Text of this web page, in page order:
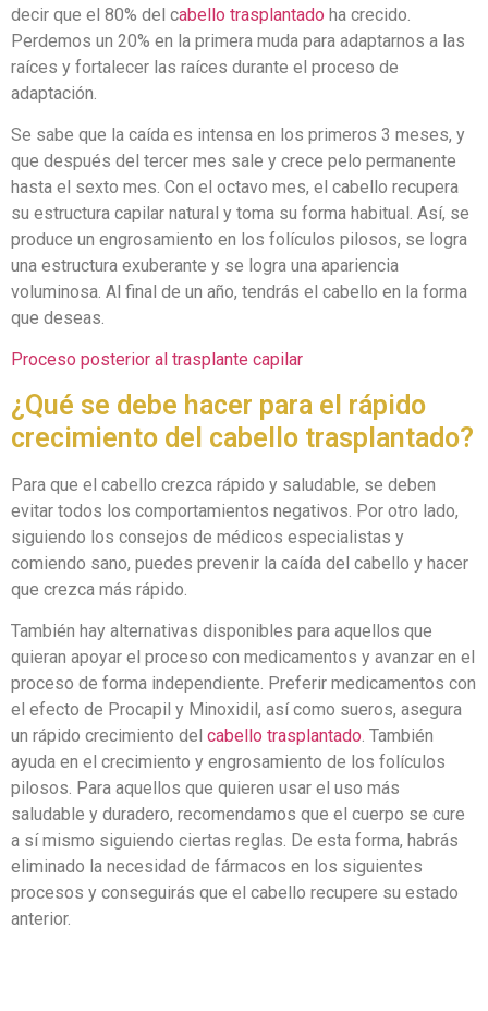
decir que el 80% del cabello trasplantado ha crecido.
Perdemos un 20% en la primera muda para adaptarnos a las
raíces y fortalecer las raíces durante el proceso de
adaptación.
Se sabe que la caída es intensa en los primeros 3 meses, y
que después del tercer mes sale y crece pelo permanente
hasta el sexto mes. Con el octavo mes, el cabello recupera
su estructura capilar natural y toma su forma habitual. Así, se
produce un engrosamiento en los folículos pilosos, se logra
una estructura exuberante y se logra una apariencia
voluminosa. Al final de un año, tendrás el cabello en la forma
que deseas.
Proceso posterior al trasplante capilar
¿Qué se debe hacer para el rápido
crecimiento del cabello trasplantado?
Para que el cabello crezca rápido y saludable, se deben
evitar todos los comportamientos negativos. Por otro lado,
siguiendo los consejos de médicos especialistas y
comiendo sano, puedes prevenir la caída del cabello y hacer
que crezca más rápido.
También hay alternativas disponibles para aquellos que
quieran apoyar el proceso con medicamentos y avanzar en el
proceso de forma independiente. Preferir medicamentos con
el efecto de Procapil y Minoxidil, así como sueros, asegura
un rápido crecimiento del cabello trasplantado. También
ayuda en el crecimiento y engrosamiento de los folículos
pilosos. Para aquellos que quieren usar el uso más
saludable y duradero, recomendamos que el cuerpo se cure
a sí mismo siguiendo ciertas reglas. De esta forma, habrás
eliminado la necesidad de fármacos en los siguientes
procesos y conseguirás que el cabello recupere su estado
anterior.